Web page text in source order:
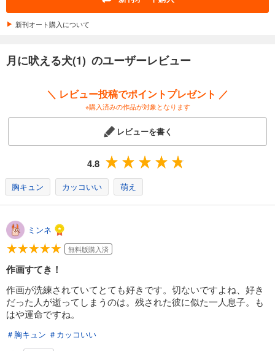
新刊オート購入について
月に吠える犬(1) のユーザーレビュー
＼ レビュー投稿でポイントプレゼント ／
※購入済みの作品が対象となります
レビューを書く
4.8
胸キュン カッコいい 萌え
ミンネ
無料版購入済
作画すてき！
作画が洗練されていてとても好きです。切ないですよね、好き
だった人が逝ってしまうのは。残された彼に似た一人息子。も
はや運命ですね。
＃胸キュン ＃カッコいい